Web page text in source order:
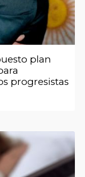
plan
progresistas